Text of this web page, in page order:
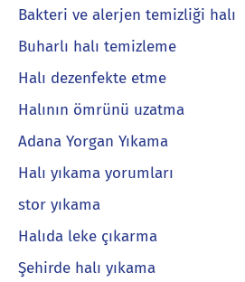
Bakteri ve alerjen temizliği halı
Buharlı halı temizleme
Halı dezenfekte etme
Halının ömrünü uzatma
Adana Yorgan Yıkama
Halı yıkama yorumları
stor yıkama
Halıda leke çıkarma
Şehirde halı yıkama